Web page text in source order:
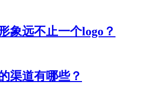
象远不止一个logo？
渠道有哪些？